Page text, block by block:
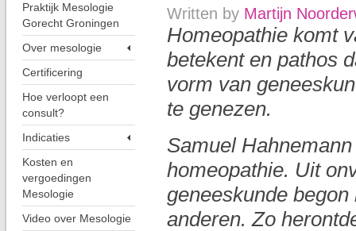
Written by Martijn
Homeopathie komt
betekent en pathos
vorm van
te genezen.
Samuel
homeopathie. Uit
geneeskunde
anderen. Zo
Praktijk Mesologie
Gorecht Groningen
Over mesologie
Certificering
Hoe verloopt een
consult?
Indicaties
Kosten en
vergoedingen
Mesologie
Video over Mesologie